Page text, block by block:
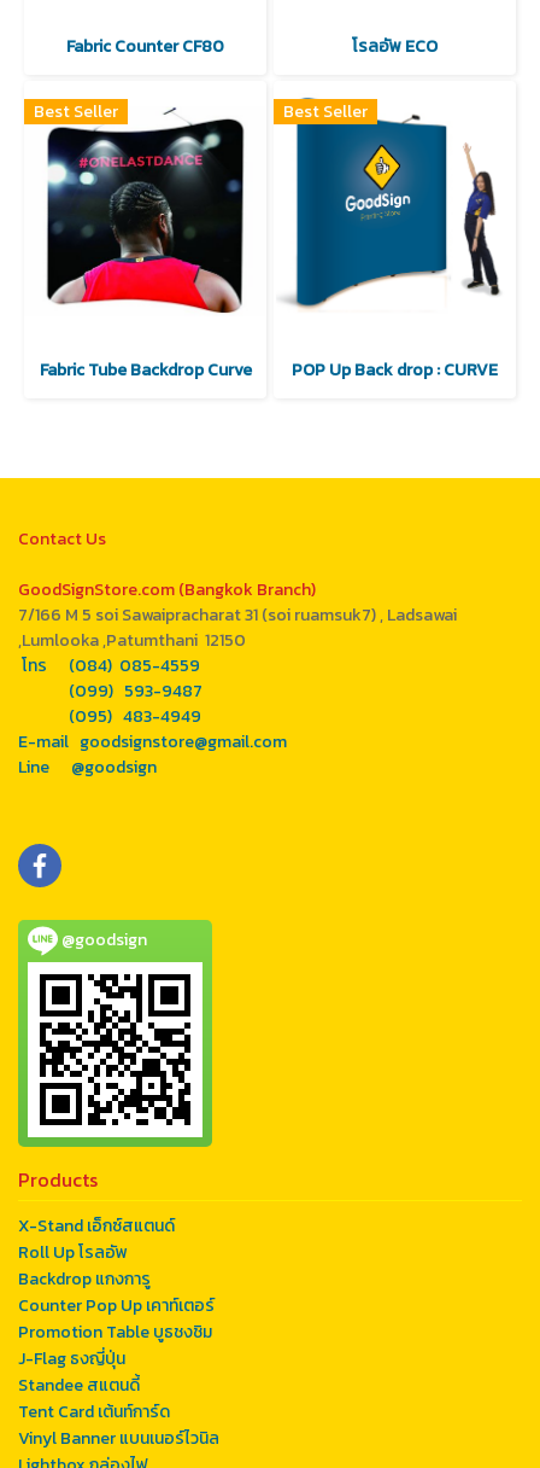
Fabric Counter CF80 โรลอัพ ECO
Best Seller
Fabric Tube Backdrop Curve
Best Seller
POP Up Back drop : CURVE
Contact Us
GoodSignStore.com (Bangkok Branch)
7/166 M 5 soi Sawaipracharat 31 (soi ruamsuk7) , Ladsawai
,Lumlooka ,Patumthani 12150
โทร (084) 085-4559
(099) 593-9487
(095) 483-4949
E-mail goodsignstore@gmail.com
Line @goodsign
@goodsign
Products
X-Stand เอ็กซ์สแตนด์
Roll Up โรลอัพ
Backdrop แกงการู
Counter Pop Up เคาท์เตอร์
Promotion Table บูธชงชิม
J-Flag ธงญี่ปุ่น
Standee สแตนดี้
Tent Card เต้นท์การ์ด
Vinyl Banner แบนเนอร์ไวนิล